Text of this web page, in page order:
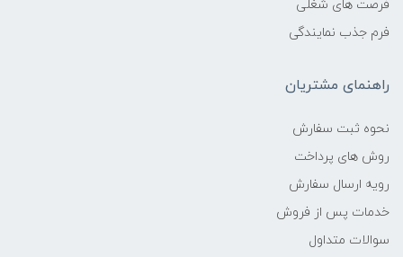
فرصت های شغلی
فرم جذب نمایندگی
راهنمای مشتریان
نحوه ثبت سفارش
روش های پرداخت
رویه ارسال سفارش
خدمات پس از فروش
سوالات متداول